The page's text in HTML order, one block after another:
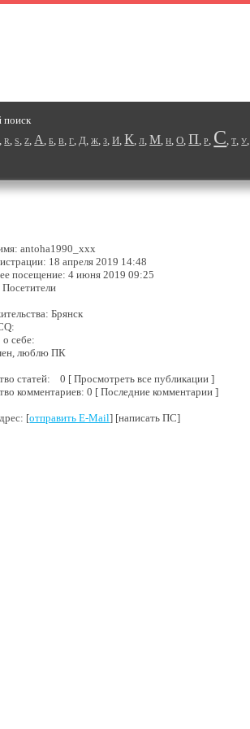
поиск
,R,S,Z,А,Б,В,Г,Д,Ж,З,И,К,Л,М,Н,О,П,Р, С,Т,У,
antoha1990_xxx
18 апреля 2019 14:48
посещение: 4 июня 2019 09:25
Брянск
себе:
люблю ПК
статей: 0 [ Просмотреть все публикации ]
комментариев: 0 [ Последние комментарии ]
[отправить E-Mail] [написать ПС]